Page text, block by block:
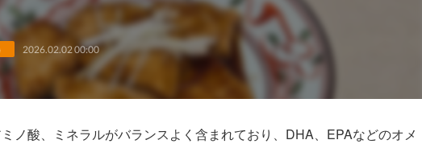
2026.02.02 00:00
ノ酸、ミネラルがバランスよく含まれており、DHA、EPAなどのオメ